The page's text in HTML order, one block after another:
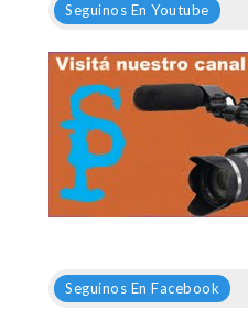
Seguinos En Youtube
Seguinos En Facebook